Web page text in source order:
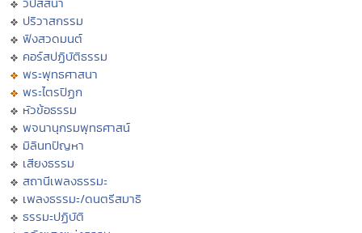
ปริวาสกรรม
ฟังสวดมนต์
คอร์สปฏิบัติธรรม
พระพุทธศาสนา
พระไตรปิฏก
หัวข้อธรรม
พจนานุกรมพุทธศาสน์
มิลินทปัญหา
เสียงธรรม
สถานีเพลงธรรมะ
เพลงธรรมะ/ดนตรีสมาธิ
ธรรมะปฏิบัติ